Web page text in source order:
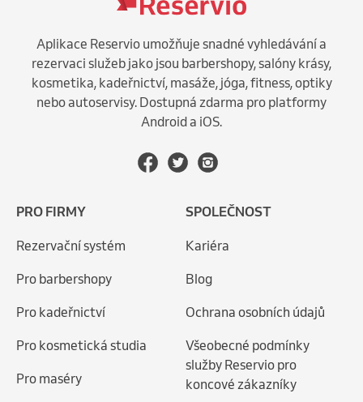
Aplikace Reservio umožňuje snadné vyhledávání a
rezervaci služeb jako jsou barbershopy, salóny krásy,
kosmetika, kadeřnictví, masáže, jóga, fitness, optiky
nebo autoservisy. Dostupná zdarma pro platformy
Android a iOS.
PRO FIRMY
Rezervační systém
Pro barbershopy
Pro kadeřnictví
Pro kosmetická studia
Pro maséry
SPOLEČNOST
Kariéra
Blog
Ochrana osobních údajů
Všeobecné podmínky
služby Reservio pro
koncové zákazníky